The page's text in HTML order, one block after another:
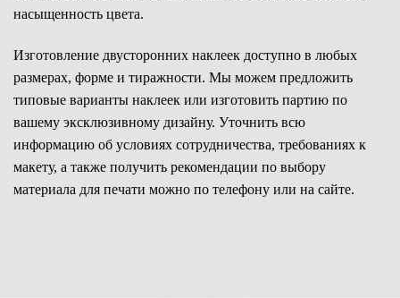
насыщенность цвета.
Изготовление двусторонних наклеек доступно в любых
размерах, форме и тиражности. Мы можем предложить
типовые варианты наклеек или изготовить партию по
вашему эксклюзивному дизайну. Уточнить всю
информацию об условиях сотрудничества, требованиях к
макету, а также получить рекомендации по выбору
материала для печати можно по телефону или на сайте.